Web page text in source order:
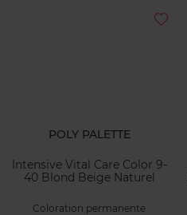
POLY PALETTE
Intensive Vital Care Color 9-
40 Blond Beige Naturel
Coloration permanente